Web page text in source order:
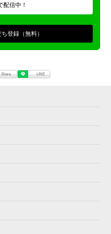
配信中！
登録（無料）
Share LINE